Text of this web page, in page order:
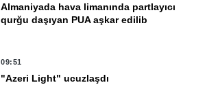
Almaniyada hava limanında partlayıcı
qurğu daşıyan PUA aşkar edilib
09:51
"Azeri Light" ucuzlaşdı